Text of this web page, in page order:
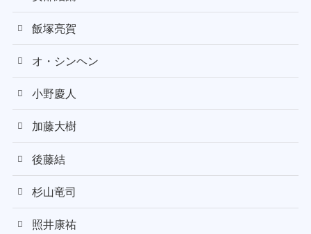
飯塚亮賀
オ・シンヘン
小野慶人
加藤大樹
後藤結
杉山竜司
照井康祐